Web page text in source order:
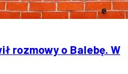
rozmowy o Balebę. W